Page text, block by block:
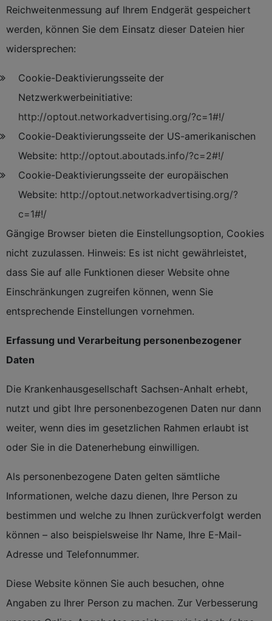
Reichweitenmessung auf Ihrem Endgerät gespeichert
werden, können Sie dem Einsatz dieser Dateien hier
widersprechen:
Cookie-Deaktivierungsseite der
Netzwerkwerbeinitiative:
http://optout.networkadvertising.org/?c=1#!/
Cookie-Deaktivierungsseite der US-amerikanischen
Website: http://optout.aboutads.info/?c=2#!/
Cookie-Deaktivierungsseite der europäischen
Website: http://optout.networkadvertising.org/?
c=1#!/
Gängige Browser bieten die Einstellungsoption, Cookies
nicht zuzulassen. Hinweis: Es ist nicht gewährleistet,
dass Sie auf alle Funktionen dieser Website ohne
Einschränkungen zugreifen können, wenn Sie
entsprechende Einstellungen vornehmen.
Erfassung und Verarbeitung personenbezogener
Daten
Die Krankenhausgesellschaft Sachsen-Anhalt erhebt,
nutzt und gibt Ihre personenbezogenen Daten nur dann
weiter, wenn dies im gesetzlichen Rahmen erlaubt ist
oder Sie in die Datenerhebung einwilligen.
Als personenbezogene Daten gelten sämtliche
Informationen, welche dazu dienen, Ihre Person zu
bestimmen und welche zu Ihnen zurückverfolgt werden
können – also beispielsweise Ihr Name, Ihre E-Mail-
Adresse und Telefonnummer.
Diese Website können Sie auch besuchen, ohne
Angaben zu Ihrer Person zu machen. Zur Verbesserung